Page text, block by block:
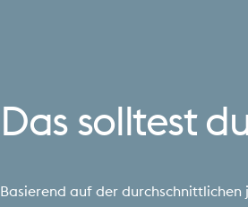
Das solltest
Basierend auf der durchschnittlichen